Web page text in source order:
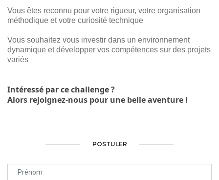
Vous êtes reconnu pour votre rigueur, votre organisation
méthodique et votre curiosité technique
Vous souhaitez vous investir dans un environnement
dynamique et développer vos compétences sur des projets
variés
Intéressé par ce challenge ?
Alors rejoignez-nous pour une belle aventure !
POSTULER